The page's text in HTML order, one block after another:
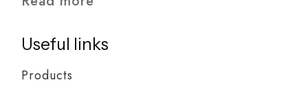
Useful links
Products